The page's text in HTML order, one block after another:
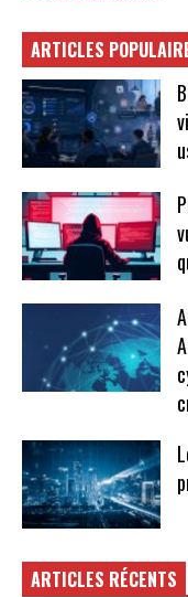
ARTICLES
ARTICLES RÉCENTS